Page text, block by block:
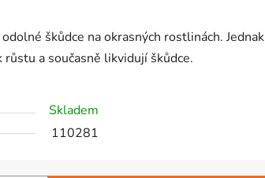
škůdce na okrasných rostlinách. Jednak
a současně likvidují škůdce.
Skladem
110281